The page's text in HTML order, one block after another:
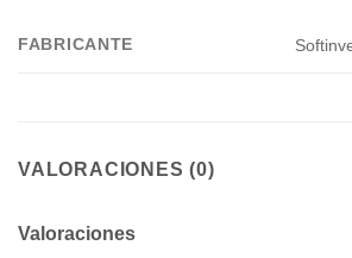
FABRICANTE
VALORACIONES (0)
Valoraciones